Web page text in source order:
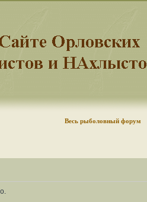
Весь рыболовный форум